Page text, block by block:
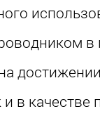
в
в качестве